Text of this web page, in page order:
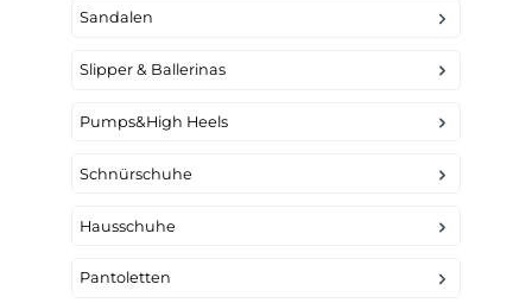
Sandalen
Slipper & Ballerinas
Pumps&High Heels
Schnürschuhe
Hausschuhe
Pantoletten